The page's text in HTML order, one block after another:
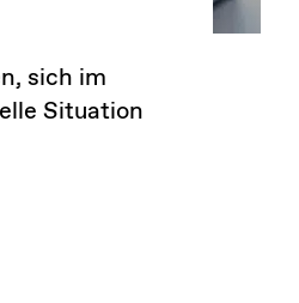
sich im
Situation